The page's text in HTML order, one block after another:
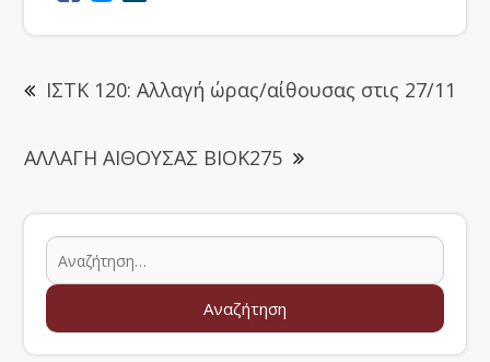
ΙΣΤΚ 120: Αλλαγή ώρας/αίθουσας στις 27/11
ΑΛΛΑΓΗ ΑΙΘΟΥΣΑΣ ΒΙΟΚ275